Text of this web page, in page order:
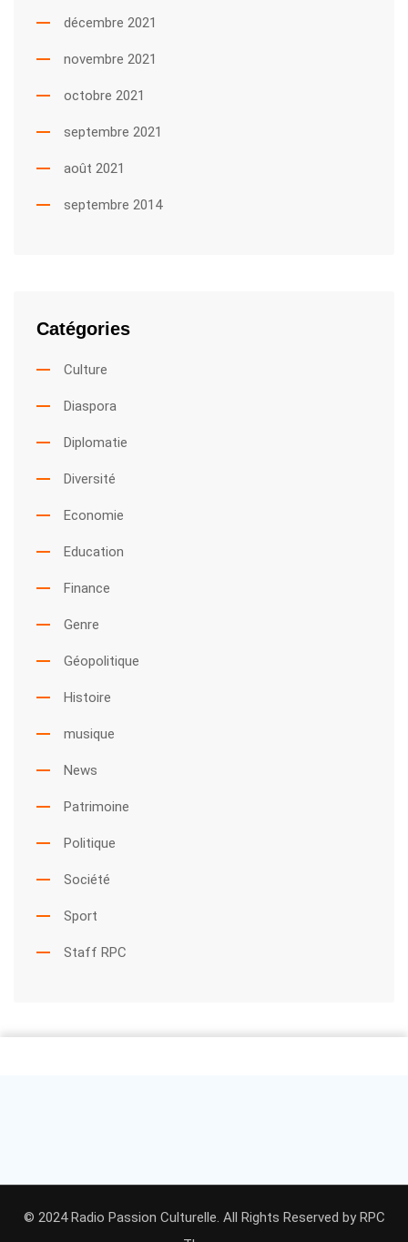
décembre 2021
novembre 2021
octobre 2021
septembre 2021
août 2021
septembre 2014
Catégories
Culture
Diaspora
Diplomatie
Diversité
Economie
Education
Finance
Genre
Géopolitique
Histoire
musique
News
Patrimoine
Politique
Société
Sport
Staff RPC
© 2024 Radio Passion Culturelle. All Rights Reserved by RPC